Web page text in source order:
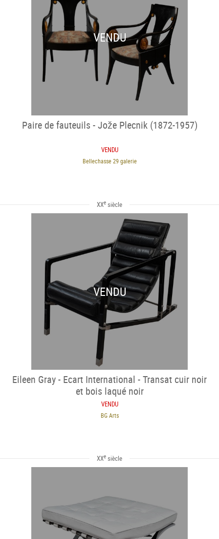
VENDU
Paire de fauteuils - Jože Plecnik (1872-1957)
VENDU
Bellechasse 29 galerie
XXe siècle
VENDU
Eileen Gray - Ecart International - Transat cuir noir
et bois laqué noir
VENDU
BG Arts
XXe siècle